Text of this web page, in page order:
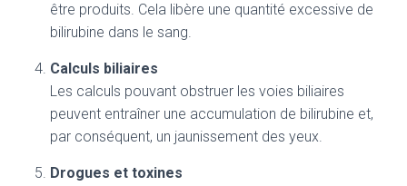
être produits. Cela libère une quantité excessive de
bilirubine dans le sang.
Calculs biliaires
Les calculs pouvant obstruer les voies biliaires
peuvent entraîner une accumulation de bilirubine et,
par conséquent, un jaunissement des yeux.
Drogues et toxines